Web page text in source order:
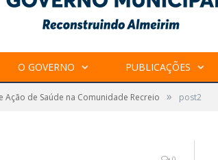
O GOVERNO PUBLICAÇÕES
de Saúde na Comunidade Recreio » post2